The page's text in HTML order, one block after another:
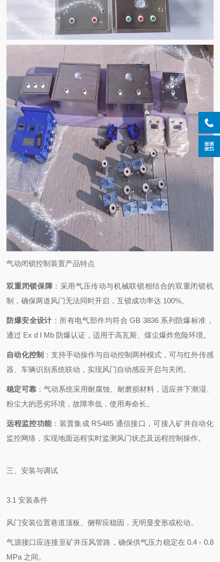
气动闭锁控制装置产品特点
双重闭锁保障 ：采用气压传动与机械联锁相结合的双重闭锁机
制，确保两道风门无法同时开启，互锁成功率达 100%。
防爆安全设计 ：所有电气部件均符合 GB 3836 系列防爆标准，
通过 Ex d I Mb 防爆认证，适用于高瓦斯、煤尘爆炸危险环境。
自动化控制 ：支持手动操作与自动控制两种模式，可与红外传感
器、车辆识别系统联动，实现风门自动感应开启与关闭。
稳定可靠：气动系统采用耐腐蚀、耐磨损材料，适应井下潮湿、
粉尘大的恶劣环境，故障率低，使用寿命长。
远程监控功能 ：装置集成 RS485 通信接口，可接入矿井自动化
监控网络，实现地面远程实时监测风门状态及远程控制操作。
三、安装与调试
3.1 安装条件
风门安装位置巷道顶板、侧帮应稳固，无明显变形或松动。
气源接口应连接至矿井压风管路，确保供气压力稳定在 0.4 - 0.8
MPa 之间。